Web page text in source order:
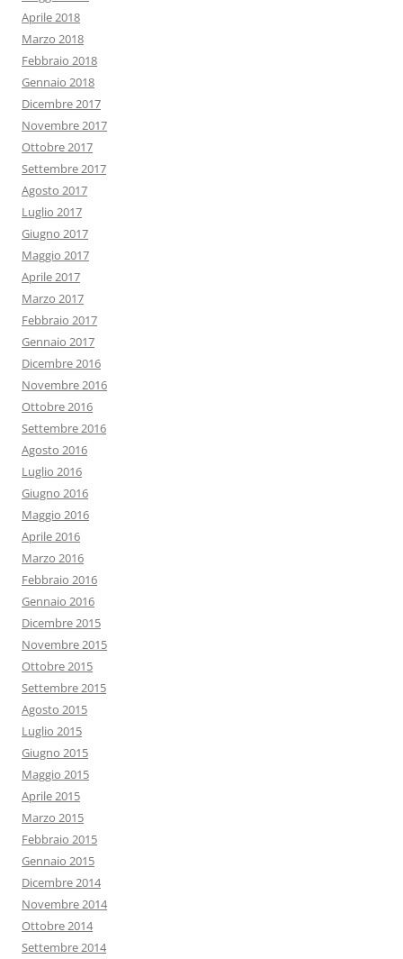
Aprile 2018
Marzo 2018
Febbraio 2018
Gennaio 2018
Dicembre 2017
Novembre 2017
Ottobre 2017
Settembre 2017
Agosto 2017
Luglio 2017
Giugno 2017
Maggio 2017
Aprile 2017
Marzo 2017
Febbraio 2017
Gennaio 2017
Dicembre 2016
Novembre 2016
Ottobre 2016
Settembre 2016
Agosto 2016
Luglio 2016
Giugno 2016
Maggio 2016
Aprile 2016
Marzo 2016
Febbraio 2016
Gennaio 2016
Dicembre 2015
Novembre 2015
Ottobre 2015
Settembre 2015
Agosto 2015
Luglio 2015
Giugno 2015
Maggio 2015
Aprile 2015
Marzo 2015
Febbraio 2015
Gennaio 2015
Dicembre 2014
Novembre 2014
Ottobre 2014
Settembre 2014